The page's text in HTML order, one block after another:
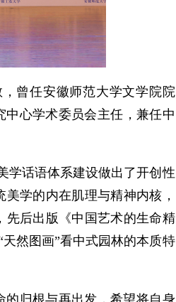
曾任安徽师范大学文学院院
中心学术委员会主任，兼任中
学话语体系建设做出了开创性
学的内在肌理与精神内核，
先后出版《中国艺术的生命精
然图画”看中式园林的本质特